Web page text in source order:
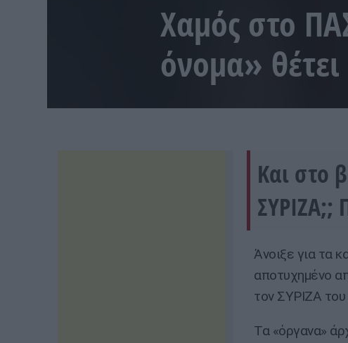
Χαμός στο
όνομα»
Και στο
ΣΥΡΙΖΑ;;
Άνοιξε για τα
αποτυχημένο
τον ΣΥΡΙΖΑ
Τα «όργανα»